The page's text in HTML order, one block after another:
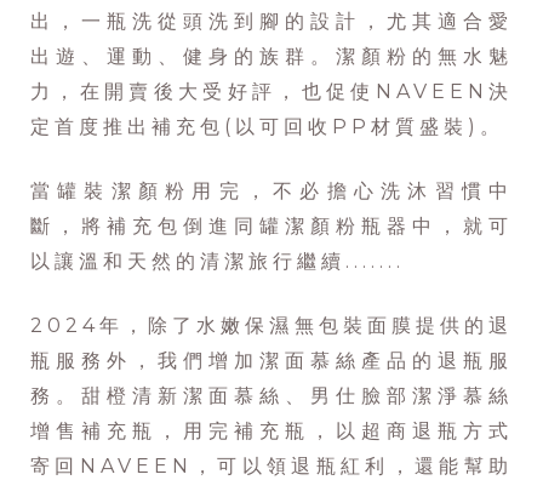
出，一瓶洗從頭洗到腳的設計，尤其適合愛
出遊、運動、健身的族群。潔顏粉的無水魅
力，在開賣後大受好評，也促使NAVEEN決
定首度推出補充包(以可回收PP材質盛裝)。
當罐裝潔顏粉用完，不必擔心洗沐習慣中
斷，將補充包倒進同罐潔顏粉瓶器中，就可
以讓溫和天然的清潔旅行繼續.......
2024年， 除了水嫩保濕無包裝面膜提供的退
瓶服務外，我們增加潔面慕絲產品的退瓶服
務。甜橙清新潔面慕絲、男仕臉部潔淨慕絲
增售補充瓶，用完補充瓶，以超商退瓶方式
寄回NAVEEN，可以領退瓶紅利，還能幫助